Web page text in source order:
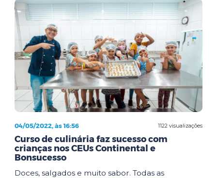
1122 visualizações
04/05/2022, às 16:56
Curso de culinária faz sucesso com
crianças nos CEUs Continental e
Bonsucesso
Doces, salgados e muito sabor. Todas as